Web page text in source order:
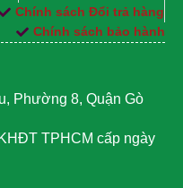
Chính sách Đổi trả hàng
Chính sách bảo hành
Phường 8, Quận Gò
TPHCM cấp ngày